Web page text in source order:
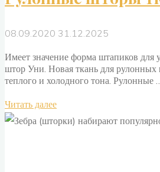
08.09.2020 31.12.2025
Имеет значение форма штапиков для
штор Уни. Новая ткань для рулонных
теплого и холодного тона. Рулонные
Читать далее"Рулонные
шторы